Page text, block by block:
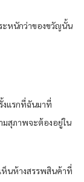
ะหนักว่าของขวัญนั้น
งแรกที่ฉันมาที่
มสุภาพจะต้องอยู่ใน
ห็นห้างสรรพสินค้าที่